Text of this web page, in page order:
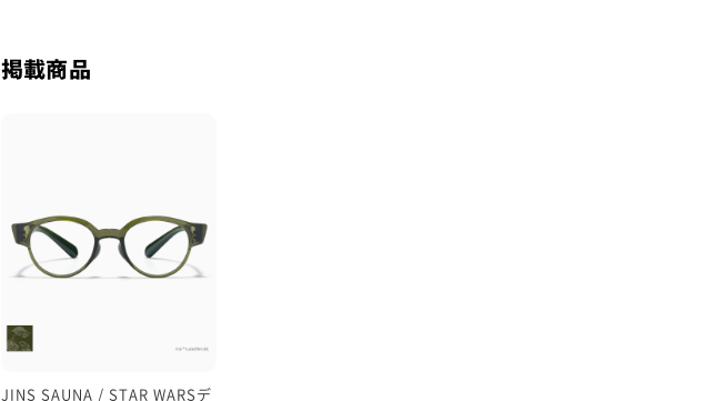
目尻の跳ね上がりが
分かりやすく特徴的で素敵です🫛⚔️
眼鏡をかける本人が楽しいデザイン
も盛り沢山です:)
眼鏡をしまうことができます。(3枚目)
サウナ室で場所を変える時など、
掲載商品
JINS SAUNA / STAR WARSデ